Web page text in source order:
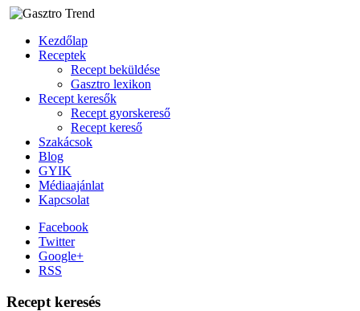
Kezdőlap
Receptek
Recept beküldése
Gasztro lexikon
Recept keresők
Recept gyorskereső
Recept kereső
Szakácsok
Blog
GYIK
Médiaajánlat
Kapcsolat
Facebook
Twitter
Google+
RSS
Recept keresés